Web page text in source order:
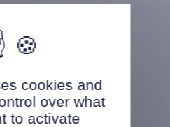
cookies and
over what
to activate